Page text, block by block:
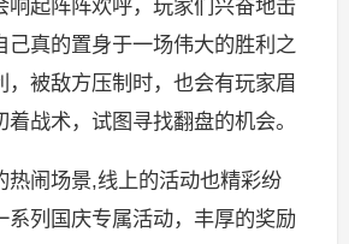
响起阵阵欢呼，玩家们兴奋地击
己真的置身于一场伟大的胜利之
，被敌方压制时，也会有玩家眉
战术，试图寻找翻盘的机会。
热闹场景,线上的活动也精彩纷
系列国庆专属活动，丰厚的奖励